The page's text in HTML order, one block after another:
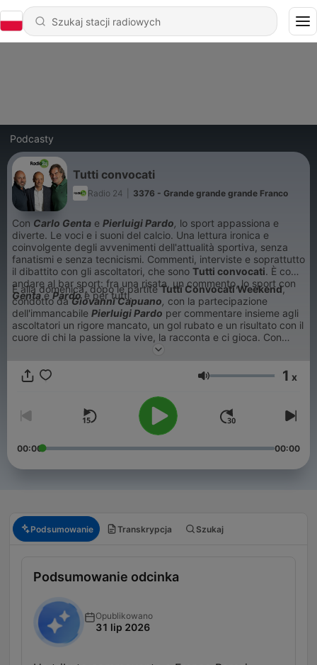
Podcasty
Tutti convocati
Radio 24 3376 - Grande grande grande Franco
Con Carlo Genta e Pierluigi Pardo, lo sport appassiona e
diverte. Le voci e i suoni del calcio. Una lettura ironica e
coinvolgente degli avvenimenti dell'attualità sportiva, senza
fanatismi e senza tecnicismi. Commenti, interviste e soprattutto
il dibattito con gli ascoltatori, che sono Tutti convocati. È come
andare al bar sport: fra una risata, un commento, lo sport con
GentaePardoè per tutti.
E alla domenica, dopo le partiteTutti Convocati Weekend,
condotto daGiovanni Capuano, con la partecipazione
dell'immancabile Pierluigi Pardo per commentare insieme agli
ascoltatori un rigore mancato, un gol rubato e un risultato con il
cuore di chi la passione la vive, la racconta e ci gioca. Con
imitazioni, tic, smorfie, scherzi da spogliatoio e ironia
appena finite, in cui da casa o dallo stadio gli ascoltatori
possono dire la loro perché sono sempre convocati.
Głośność 1 x
00:00 00:00
Podsumowanie Transkrypcja Szukaj
Podsumowanie odcinka
Opublikowano
31 lip 2026